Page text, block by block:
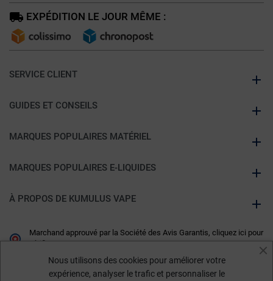
EXPÉDITION LE JOUR MÊME :
SERVICE CLIENT
GUIDES ET CONSEILS
MARQUES POPULAIRES MATÉRIEL
MARQUES POPULAIRES E-LIQUIDES
À PROPOS DE KUMULUS VAPE
Marchand approuvé par la Société des Avis Garantis, cliquez ici pour
vérifier.
Nous utilisons des cookies pour améliorer votre
expérience, analyser le trafic et personnaliser le